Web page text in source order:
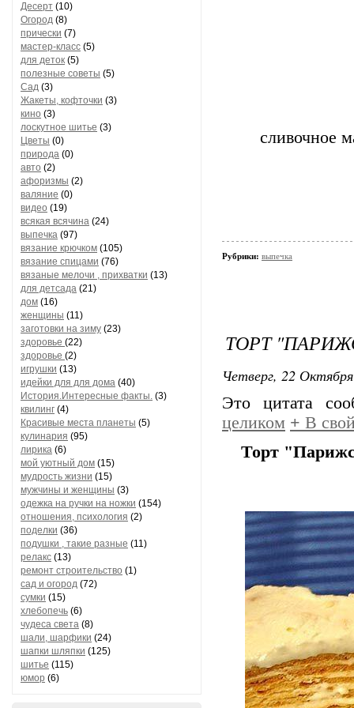
Десерт (10)
Огород (8)
прически (7)
мастер-класс (5)
для деток (5)
полезные советы (5)
Сад (3)
Жакеты, кофточки (3)
кино (3)
лоскутное шитье (3)
Цветы (0)
природа (0)
авто (2)
афоризмы (2)
валяние (0)
видео (19)
всякая всячина (24)
выпечка (97)
вязание крючком (105)
вязание спицами (76)
вязаные мелочи , прихватки (13)
для детсада (21)
дом (16)
женщины (11)
заготовки на зиму (23)
здоровье (22)
здоровье (2)
игрушки (13)
идейки для для дома (40)
История.Интересные факты. (3)
квилинг (4)
Красивые места планеты (5)
кулинария (95)
лирика (6)
мой уютный дом (15)
мудрость жизни (15)
мужчины и женщины (3)
одежка на ручки на ножки (154)
отношения, психология (2)
поделки (36)
подушки , такие разные (11)
релакс (13)
ремонт строительство (1)
сад и огород (72)
сумки (15)
хлебопечь (6)
чудеса света (8)
шали, шарфики (24)
шапки шляпки (125)
шитье (115)
юмор (6)
сливочное
Рубрики: выпечка
ТОРТ
Четверг, 22
Это цитата
целиком + В
Торт